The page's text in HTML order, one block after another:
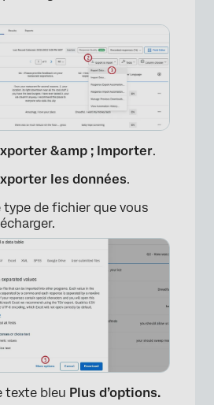
×
&amp ; Importer.
les données.
type de fichier que vous
texte bleu Plus d’options.